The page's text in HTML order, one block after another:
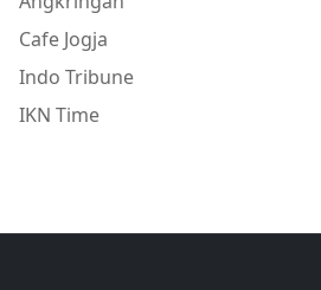
Cafe Jogja
Indo Tribune
IKN Time